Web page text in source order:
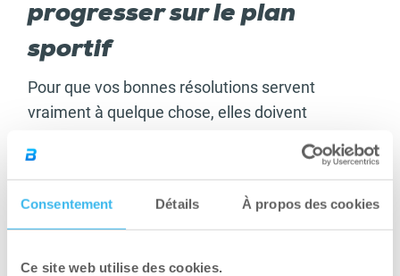
Consentement Détails À propos des cookies
Ce site web utilise des cookies.
progresser sur le plan
sportif
Pour que vos bonnes résolutions servent
vraiment à quelque chose, elles doivent
la nouvelle année est l’occasion rêvée pour
changer d’exercices. Vous pourriez aussi ajouter
bonne ou au contraire, prendre un